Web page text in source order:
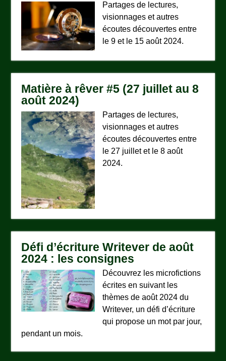
Partages de lectures,
visionnages et autres
écoutes découvertes entre
le 9 et le 15 août 2024.
Matière à rêver #5 (27 juillet au 8
août 2024)
Partages de lectures,
visionnages et autres
écoutes découvertes entre
le 27 juillet et le 8 août
2024.
Défi d’écriture Writever de août
2024 : les consignes
Découvrez les microfictions
écrites en suivant les
thèmes de août 2024 du
Writever, un défi d’écriture
qui propose un mot par jour,
pendant un mois.